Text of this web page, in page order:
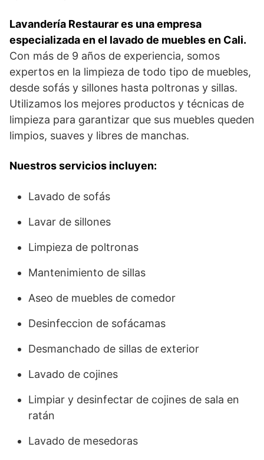
Lavandería Restaurar es una empresa
especializada en el lavado de muebles en Cali.
Con más de 9 años de experiencia, somos
expertos en la limpieza de todo tipo de muebles,
desde sofás y sillones hasta poltronas y sillas.
Utilizamos los mejores productos y técnicas de
limpieza para garantizar que sus muebles queden
limpios, suaves y libres de manchas.
Nuestros servicios incluyen:
Lavado de sofás
Lavar de sillones
Limpieza de poltronas
Mantenimiento de sillas
Aseo de muebles de comedor
Desinfeccion de sofácamas
Desmanchado de sillas de exterior
Lavado de cojines
Limpiar y desinfectar de cojines de sala en
ratán
Lavado de mesedoras